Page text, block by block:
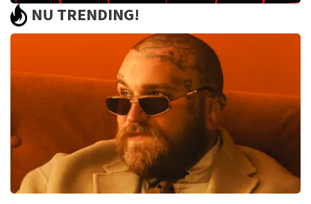
Saturday Night Fever
reviews
NU TRENDING!